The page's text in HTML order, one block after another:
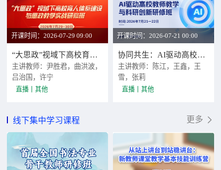
开课时间：2026-07-29 09:00
“大思政”视域下高校育人体系建设与思政教学实战研修班
主讲教师：尹胜君，曲洪波，
吕治国，许宁
直播 其他
开课时间：2026-07-21 00:00
协同共生：AI驱动高校教师教学与科研创新研修班
主讲教师：陈江，王鑫，王
雪，张莉
直播 其他
线下集中学习课程 更多